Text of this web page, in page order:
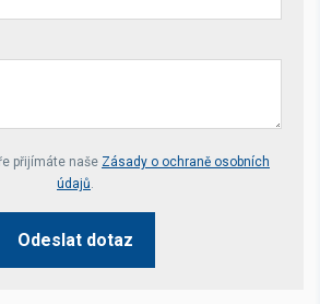
přijímáte naše Zásady o ochraně osobních
údajů.
Odeslat dotaz